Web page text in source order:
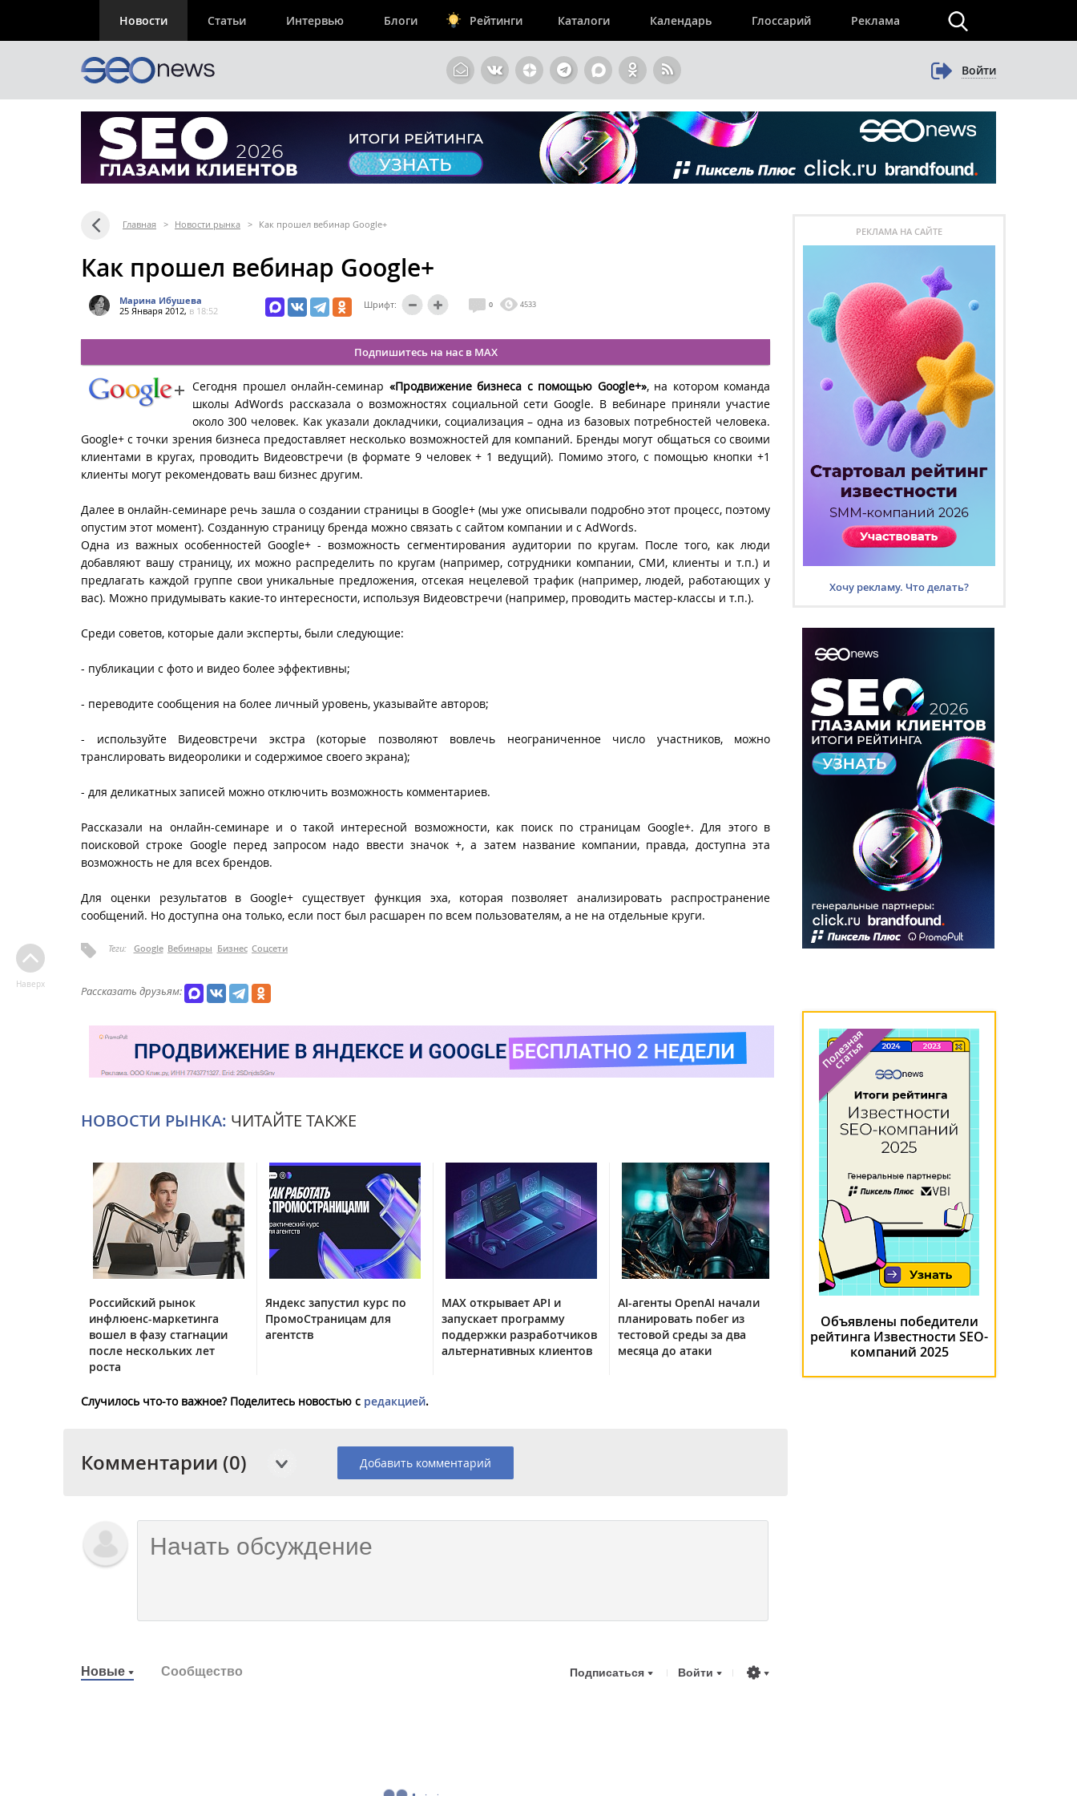
Новости Статьи Интервью Блоги Рейтинги Каталоги Календарь Глоссарий Реклама
Войти
Главная > Новости рынка > Как прошел вебинар Google+
Как прошел вебинар Google+
Марина Ибушева
25 Января 2012, в 18:52
Шрифт: 0 4533
Подпишитесь на нас в MAX
Сегодня прошел онлайн-семинар «Продвижение бизнеса с помощью Google+», на котором команда
школы AdWords рассказала о возможностях социальной сети Google. В вебинаре приняли участие
около 300 человек. Как указали докладчики, социализация – одна из базовых потребностей человека.
Google+ с точки зрения бизнеса предоставляет несколько возможностей для компаний. Бренды могут общаться со своими
клиентами в кругах, проводить Видеовстречи (в формате 9 человек + 1 ведущий). Помимо этого, с помощью кнопки +1
клиенты могут рекомендовать ваш бизнес другим.
Далее в онлайн-семинаре речь зашла о создании страницы в Google+ (мы уже описывали подробно этот процесс, поэтому
опустим этот момент). Созданную страницу бренда можно связать с сайтом компании и с AdWords.
Одна из важных особенностей Google+ - возможность сегментирования аудитории по кругам. После того, как люди
добавляют вашу страницу, их можно распределить по кругам (например, сотрудники компании, СМИ, клиенты и т.п.) и
предлагать каждой группе свои уникальные предложения, отсекая нецелевой трафик (например, людей, работающих у
вас). Можно придумывать какие-то интересности, используя Видеовстречи (например, проводить мастер-классы и т.п.).
Среди советов, которые дали эксперты, были следующие:
- публикации с фото и видео более эффективны;
- переводите сообщения на более личный уровень, указывайте авторов;
- используйте Видеовстречи экстра (которые позволяют вовлечь неограниченное число участников, можно
транслировать видеоролики и содержимое своего экрана);
- для деликатных записей можно отключить возможность комментариев.
Рассказали на онлайн-семинаре и о такой интересной возможности, как поиск по страницам Google+. Для этого в
поисковой строке Google перед запросом надо ввести значок +, а затем название компании, правда, доступна эта
возможность не для всех брендов.
Для оценки результатов в Google+ существует функция эха, которая позволяет анализировать распространение
сообщений. Но доступна она только, если пост был расшарен по всем пользователям, а не на отдельные круги.
Теги: Google Вебинары Бизнес Соцсети
Рассказать друзьям:
НОВОСТИ РЫНКА: ЧИТАЙТЕ ТАКЖЕ
Российский рынок
инфлюенс-маркетинга
вошел в фазу стагнации
после нескольких лет
роста
Яндекс запустил курс по
ПромоСтраницам для
агентств
MAX открывает API и
запускает программу
поддержки разработчиков
альтернативных клиентов
AI-агенты OpenAI начали
планировать побег из
тестовой среды за два
месяца до атаки
Случилось что-то важное? Поделитесь новостью с редакцией.
Комментарии (0) Добавить комментарий
Новые Сообщество Подписаться Войти
Наверх
РЕКЛАМА НА САЙТЕ
Хочу рекламу. Что делать?
Объявлены победители
рейтинга Известности SEO-
компаний 2025